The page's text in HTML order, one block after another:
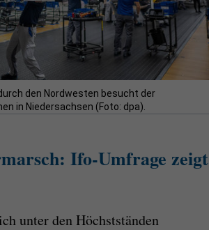
den Nordwesten besucht der
in Niedersachsen (Foto: dpa).
Ifo-Umfrage zeigt
unter den Höchstständen